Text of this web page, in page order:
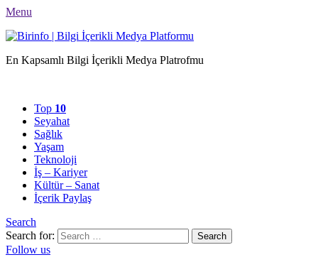
Menu
En Kapsamlı Bilgi İçerikli Medya Platrofmu
Top 10
Seyahat
Sağlık
Yaşam
Teknoloji
İş – Kariyer
Kültür – Sanat
İçerik Paylaş
Search
Search for:
Search
Follow us